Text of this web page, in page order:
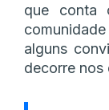
que conta
alguns
decorre nos